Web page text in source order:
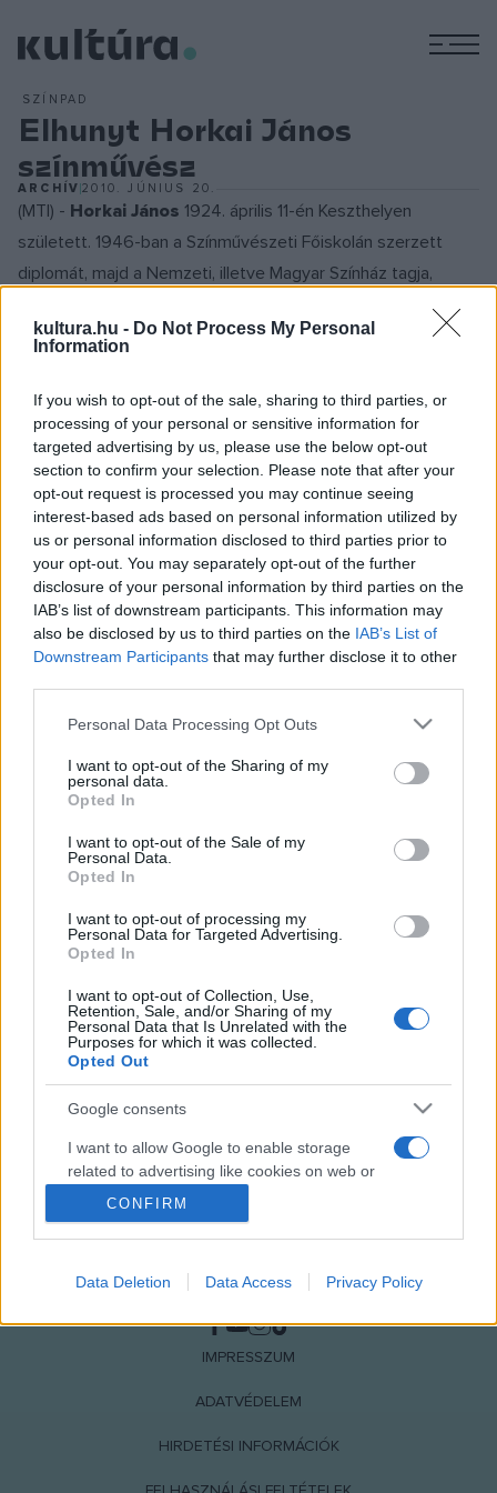
kultura.hu - Do Not Process My Personal
Information
If you wish to opt-out of the sale, sharing to third parties, or
processing of your personal or sensitive information for
targeted advertising by us, please use the below opt-out
section to confirm your selection. Please note that after your
opt-out request is processed you may continue seeing
interest-based ads based on personal information utilized by
us or personal information disclosed to third parties prior to
your opt-out. You may separately opt-out of the further
disclosure of your personal information by third parties on the
IAB’s list of downstream participants. This information may
also be disclosed by us to third parties on the IAB’s List of
Downstream Participants that may further disclose it to other
Please note that this website/app uses one or more Google
not limited to your visit or usage behaviour. You may click to
grant or deny consent to Google and its third-party tags to
use your data for below specified purposes in below Google
consent section.
Personal Data Processing Opt Outs
I want to opt-out of the Sharing of my
personal data.
Opted In
I want to opt-out of the Sale of my
Personal Data.
Opted In
I want to opt-out of processing my
Personal Data for Targeted Advertising.
Opted In
I want to opt-out of Collection, Use,
Retention, Sale, and/or Sharing of my
Personal Data that Is Unrelated with the
Purposes for which it was collected.
Opted Out
Google consents
I want to allow Google to enable storage
related to advertising like cookies on web or
device identifiers in apps.
I want to allow my user data to be sent to
personalized advertising.
related to analytics like cookies on web or
CONFIRM
Data Deletion Data Access Privacy Policy
SZÍNPAD
Elhunyt Horkai János
színművész
ARCHÍV2010. JÚNIUS 20.
(MTI) - Horkai János 1924. április 11-én Keszthelyen
született. 1946-ban a Színművészeti Főiskolán szerzett
diplomát, majd a Nemzeti, illetve Magyar Színház tagja,
1989-ben örökös tagja lett. 1947-1956 között a Színház- és
Filmművészeti Főiskola tanársegédje volt.
Színpadi szerepei mellett számos mozifilmben is játszott:
2x2 néha 5
(1954),Édes Anna (1958), Három csillag
Férjhez menni tilos(1963),Meztelen diplomata(1963),
a benzinért(1964), Másfél millió(1964),Húsz óra(1965),
Kötelék (1967), Hekus lettem (1972), Lila ákác(1972),
magyar ugaron(1972),Ha megjön József(1972),A
csillagszemű(1977),Dübörgő csend (1977).
, A hét varázsdoboz
Beszterce ostromacímű filmekben szerepelt.
Szinkronszínészként számos külföldi művésznek
kölcsönözte hangját. Horkai János 2009-ben a Magyar
részesült.
NÉPI
IMPRESSZUM
ADATVÉDELEM
HIRDETÉSI INFORMÁCIÓK